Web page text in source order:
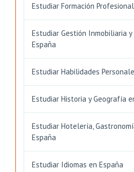
Estudiar Formación
Estudiar Gestión Inmobiliaria y
España
Estudiar Habilidades
Estudiar Historia y Geografía
Estudiar Hotelería,
España
Estudiar Idiomas en España